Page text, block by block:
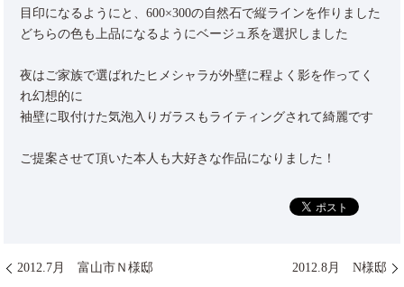
目印になるようにと、600×300の自然石で縦ラインを作りました
どちらの色も上品になるようにベージュ系を選択しました
夜はご家族で選ばれたヒメシャラが外壁に程よく影を作ってく
れ幻想的に
袖壁に取付けた気泡入りガラスもライティングされて綺麗です
ご提案させて頂いた本人も大好きな作品になりました！
2012.7月 富山市Ｎ様邸 2012.8月 N様邸